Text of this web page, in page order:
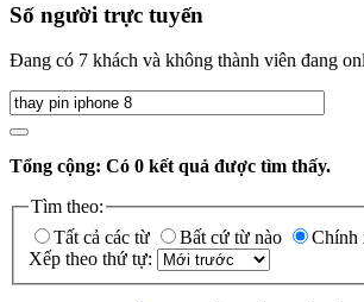
Số người trực tuyến
Đang có 7 khách và không thành viên đang
Tổng cộng: Có 0 kết quả được tìm thấy.
Tìm theo:
Tất cả các từ
Bất cứ từ nào
Chính
Xếp theo thứ tự: